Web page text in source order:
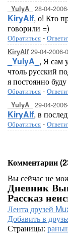
_YulyA_ 28-04-
KiryAlf, о! Кто
говорили =)
Обратиться -
KiryAlf 29-04-2006-
_YulyA_ , Я сам
чтоль русский
я постоянно
Обратиться -
_YulyA_ 29-04-
KiryAlf, в
Обратиться -
Комментарии
Вы сейчас не
Дневник
Рассказ
Лента друзей
Добавить в
Страницы: